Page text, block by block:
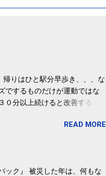
りはひと駅分早歩き、、、な
でするものだけが運動ではな
分以上続けると改善する、
ばむ程度の運動を毎日３０分
「減量しなくても効果」 -
READ MORE
ック』 被災した年は、何もな